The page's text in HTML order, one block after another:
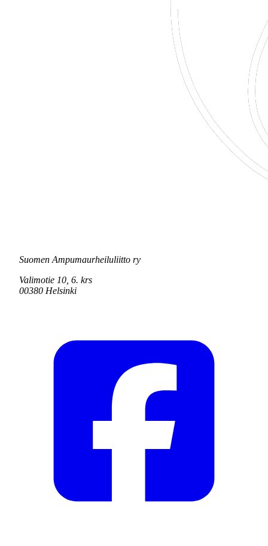
Suomen Ampumaurheiluliitto ry
Valimotie 10, 6. krs
00380 Helsinki